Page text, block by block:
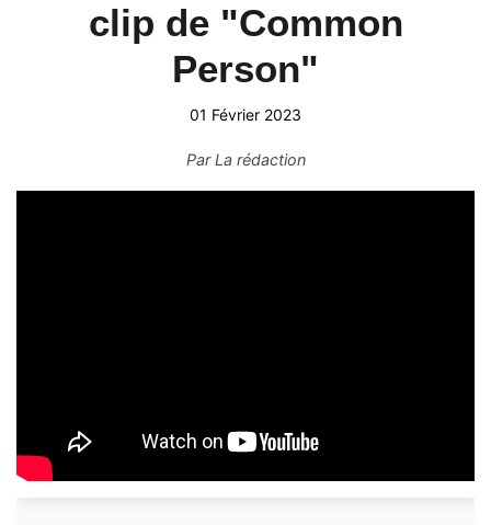
clip de "Common
Person"
01 Février 2023
ParLa rédaction